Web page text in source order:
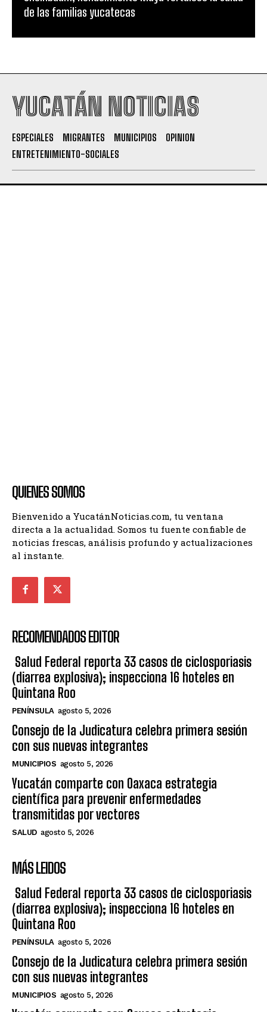
de las familias yucatecas
YUCATÁN NOTICIAS
ESPECIALES MIGRANTES MUNICIPIOS
OPINION
ENTRETENIMIENTO-SOCIALES
QUIENES SOMOS
Bienvenido a YucatánNoticias.com, tu ventana
directa a la actualidad. Somos tu fuente confiable de
noticias frescas, análisis profundo y actualizaciones
al instante.
RECOMENDADOS EDITOR
Salud Federal reporta 33 casos de ciclosporiasis
(diarrea explosiva); inspecciona 16 hoteles en
Quintana Roo
PENÍNSULA agosto 5, 2026
Consejo de la Judicatura celebra primera sesión
con sus nuevas integrantes
MUNICIPIOS agosto 5, 2026
Yucatán comparte con Oaxaca estrategia
científica para prevenir enfermedades
transmitidas por vectores
SALUD agosto 5, 2026
MÁS LEIDOS
Salud Federal reporta 33 casos de ciclosporiasis
(diarrea explosiva); inspecciona 16 hoteles en
Quintana Roo
PENÍNSULA agosto 5, 2026
Consejo de la Judicatura celebra primera sesión
con sus nuevas integrantes
MUNICIPIOS agosto 5, 2026